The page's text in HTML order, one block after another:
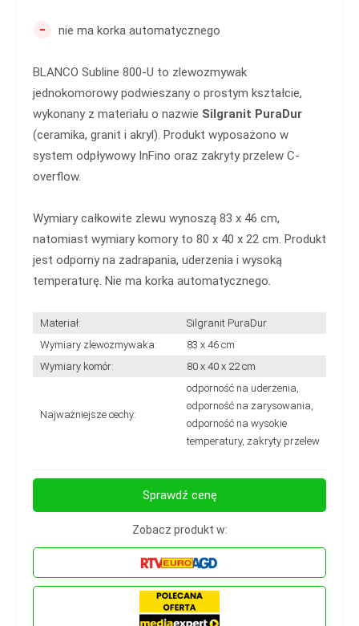
- nie ma korka automatycznego
BLANCO Subline 800-U to zlewozmywak
jednokomorowy podwieszany o prostym kształcie,
wykonany z materiału o nazwie Silgranit PuraDur
(ceramika, granit i akryl). Produkt wyposażono w
system odpływowy InFino oraz zakryty przelew C-
overflow.
Wymiary całkowite zlewu wynoszą 83 x 46 cm,
natomiast wymiary komory to 80 x 40 x 22 cm. Produkt
jest odporny na zadrapania, uderzenia i wysoką
temperaturę. Nie ma korka automatycznego.
Materiał:
Silgranit PuraDur
Wymiary zlewozmywaka:
83 x 46 cm
Wymiary komór:
80 x 40 x 22 cm
Najważniejsze cechy:
odporność na uderzenia,
odporność na zarysowania,
odporność na wysokie
temperatury, zakryty przelew
Sprawdź cenę
Zobacz produkt w: